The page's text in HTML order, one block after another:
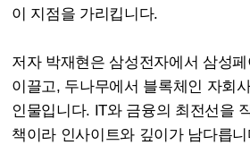
이 지점을 가리킵니다.
저자 박재현은 삼성전자에서 삼성
이끌고, 두나무에서 블록체인 자회
인물입니다. IT와 금융의 최전선을
책이라 인사이트와 깊이가 남다릅